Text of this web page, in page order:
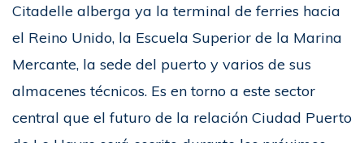
Citadelle alberga ya la terminal de ferries hacia
el Reino Unido, la Escuela Superior de la Marina
Mercante, la sede del puerto y varios de sus
almacenes técnicos. Es en torno a este sector
central que el futuro de la relación Ciudad Puerto